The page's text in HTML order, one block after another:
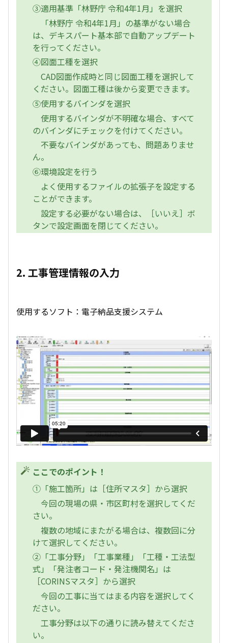
③適用基準「林野庁 令和4年1月」を選択
「林野庁 令和4年1月」の基準がない場合
は、デキスパート基本部で自動アップデート
を行ってください。
④図面工種を選択
CAD図面作成時と同じ図面工種を選択して
ください。図面工種は後から変更できます。
⑤使用するバインダを選択
使用するバインダが不明確な場合、すべて
のバインダにチェックを付けてください。
不要なバインダがあっても、問題ありませ
ん。
⑥環境設定を行う
よく使用するファイルの拡張子を設定する
ことができます。
設定する必要がない場合は、［いいえ］ボ
タンで設定画面を閉じてください。
2. 工事管理情報の入力
使用するソフト：電子納品支援システム
ここでのポイント！
①「施工箇所」は［住所マスタ］から選択
今回の現場の県・市区町村を選択してくだ
さい。
複数の地域にまたがる場合は、複数回に分
けて選択してください。
②「工事分野」「工事業種」「工種・工法型
式」「発注者コード・発注機関名」は
［CORINSマスタ］から選択
今回の工事に当てはまる内容を選択してく
ださい。
工事分野は以下の通りに読み替えてくださ
い。